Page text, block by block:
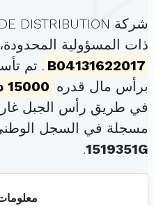
ذات المسؤولية
B04131622017
برأس مال قدره 15000 د.ت
في طريق رأس الجبل غار
مسجلة في السجل
1519351G
.